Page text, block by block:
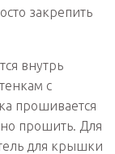
закрепить
внутрь
с
прошивается
прошить. Для
для крышки